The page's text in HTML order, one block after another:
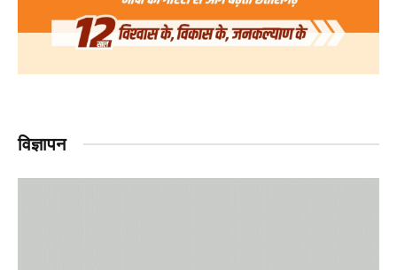
विज्ञापन